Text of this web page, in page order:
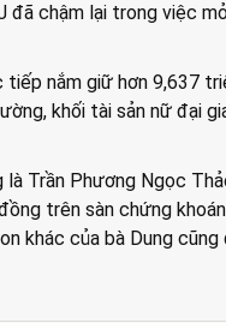
đã chậm lại trong việc
tiếp nắm giữ hơn 9,637
khối tài sản nữ đại
là Trần Phương Ngọc
trên sàn chứng
khác của bà Dung